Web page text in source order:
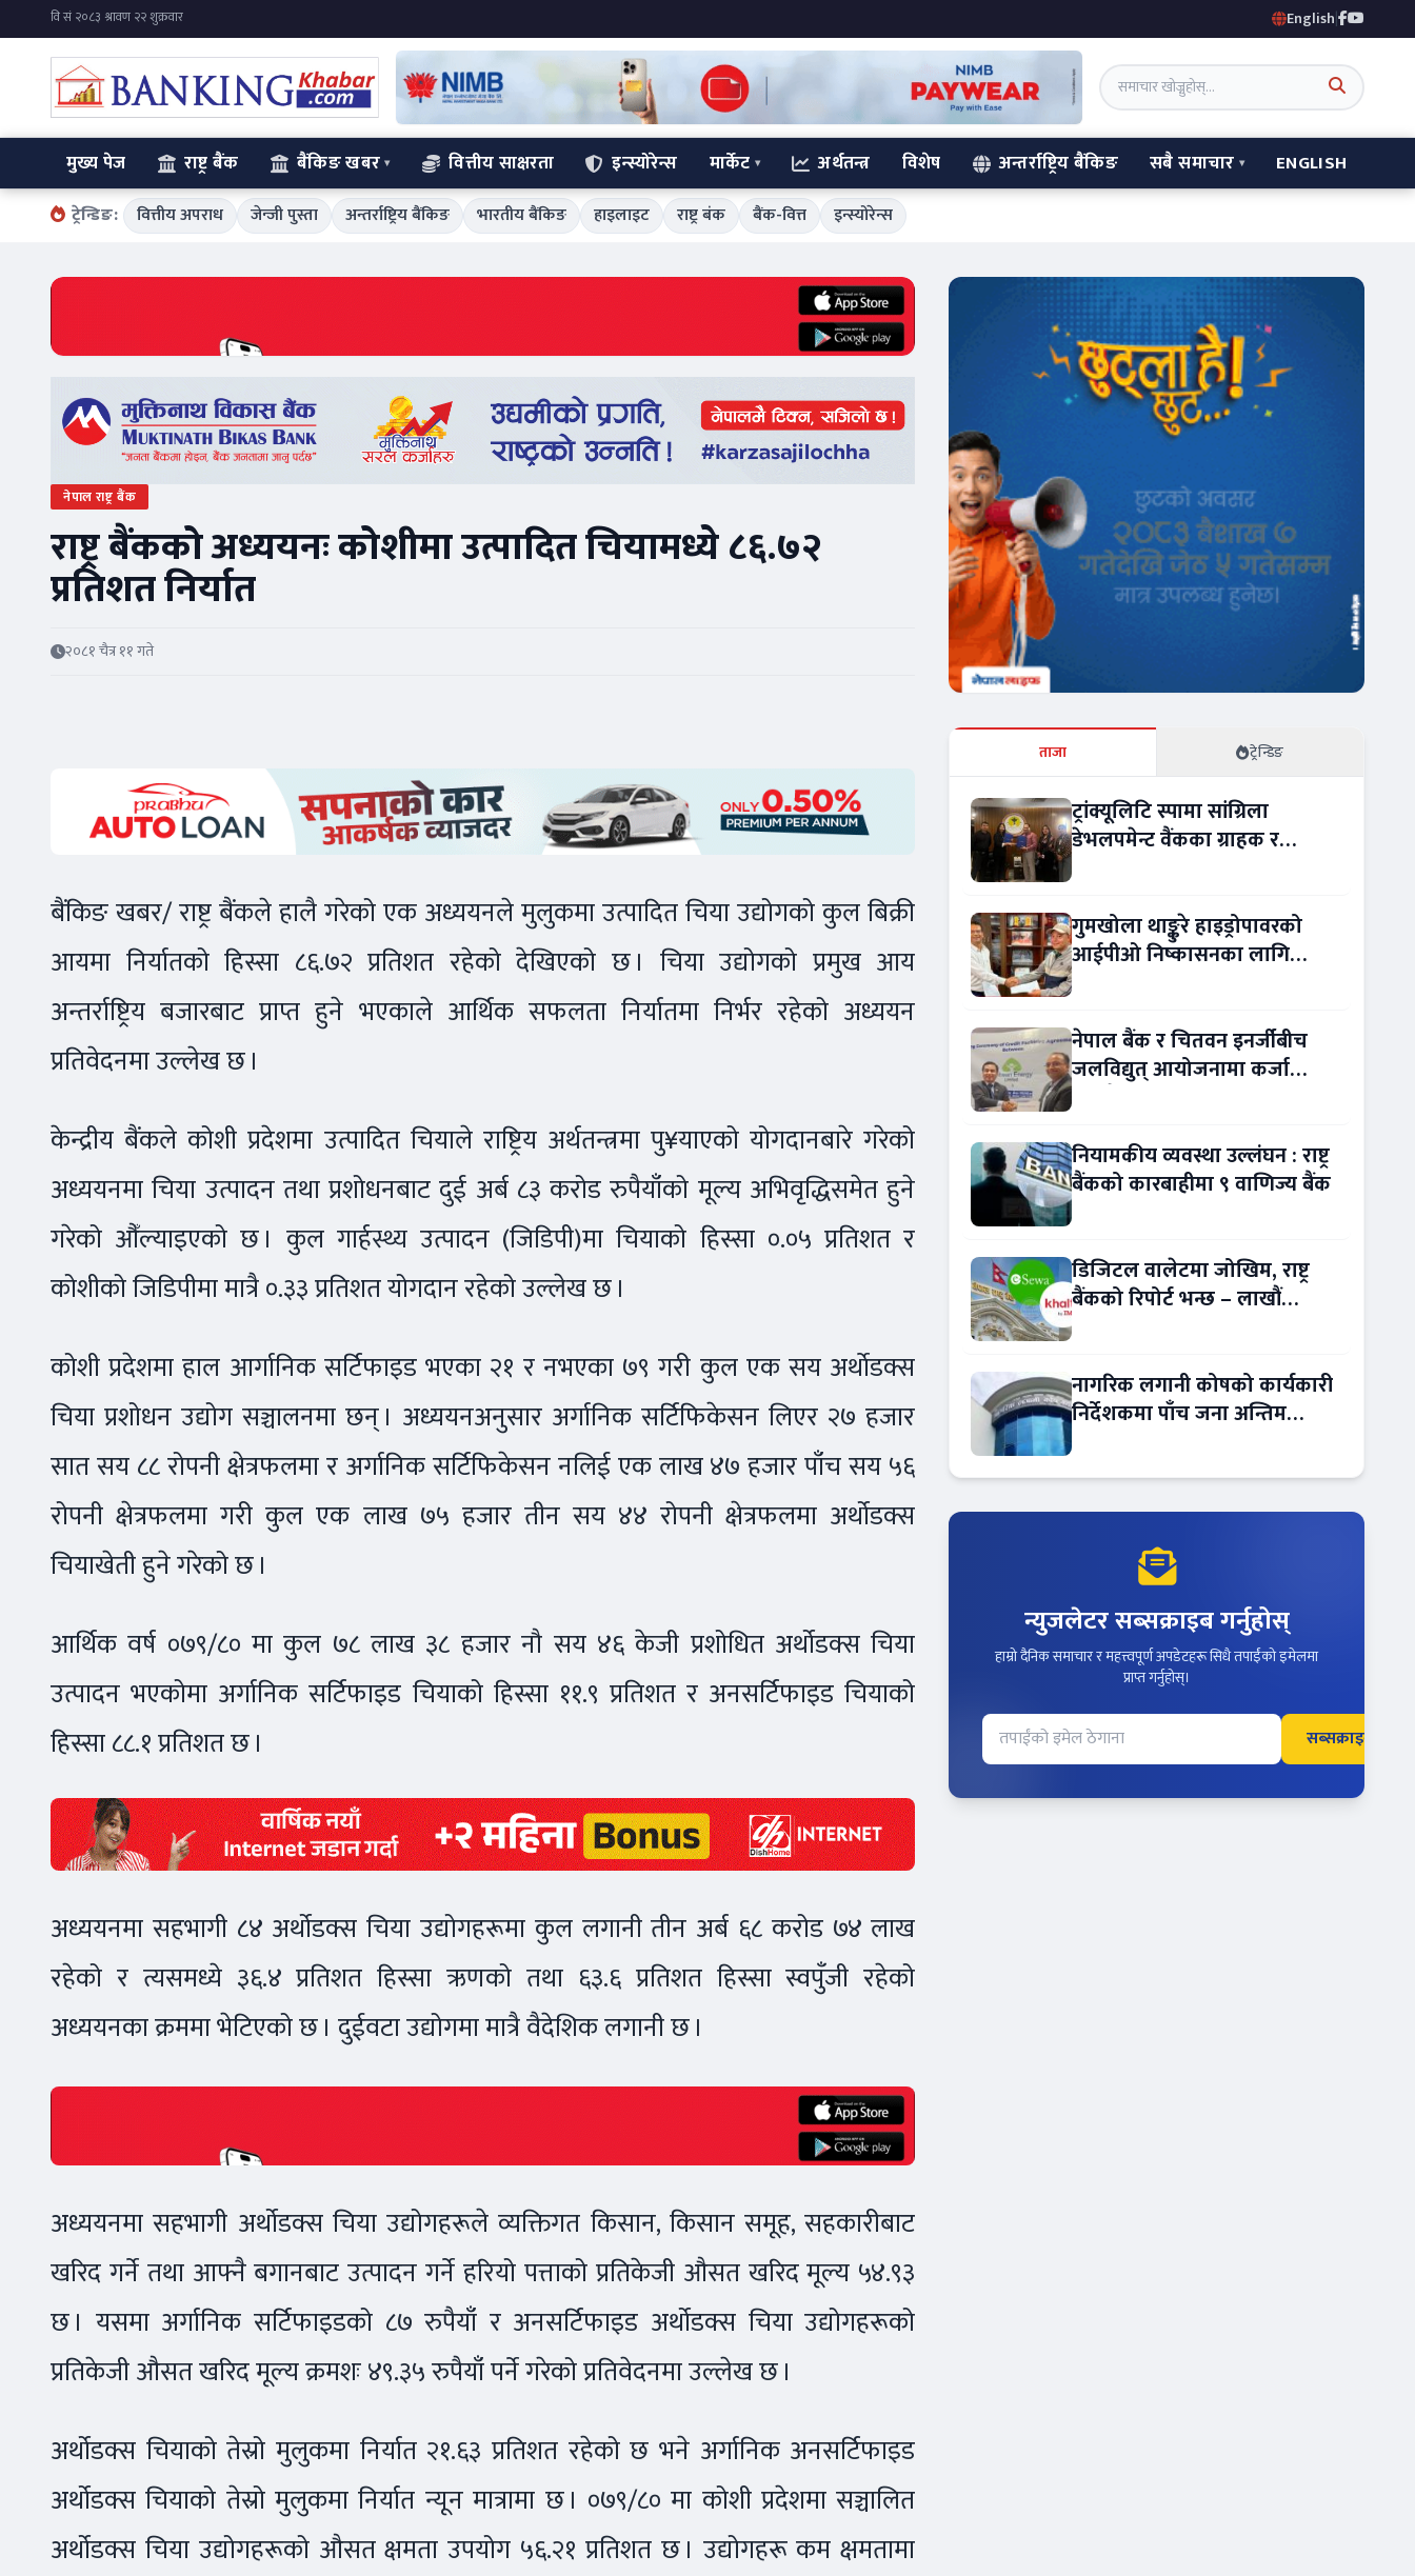
English|
मुख्य पेज राष्ट्र बैंक बैंकिङ खबर वित्तीय साक्षरता इन्स्योरेन्स मार्केट अर्थतन्त्र विशेष अन्तर्राष्ट्रिय बैंकिङ सबै समाचार ENGLISH
ट्रेन्डिङ: वित्तीय अपराध जेन्जी पुस्ता अन्तर्राष्ट्रिय बैंकिङ भारतीय बैंकिङ हाइलाइट राष्ट्र बंक बैंक-वित्त इन्स्योरेन्स
नेपाल राष्ट्र बैंक
राष्ट्र बैंकको अध्ययनः कोशीमा उत्पादित चियामध्ये ८६.७२
प्रतिशत निर्यात
२०८१ चैत्र ११ गते
बैंकिङ खबर/ राष्ट्र बैंकले हालै गरेको एक अध्ययनले मुलुकमा उत्पादित चिया उद्योगको कुल बिक्री
आयमा निर्यातको हिस्सा ८६.७२ प्रतिशत रहेको देखिएको छ । चिया उद्योगको प्रमुख आय
अन्तर्राष्ट्रिय बजारबाट प्राप्त हुने भएकाले आर्थिक सफलता निर्यातमा निर्भर रहेको अध्ययन
प्रतिवेदनमा उल्लेख छ ।
केन्द्रीय बैंकले कोशी प्रदेशमा उत्पादित चियाले राष्ट्रिय अर्थतन्त्रमा पु¥याएको योगदानबारे गरेको
अध्ययनमा चिया उत्पादन तथा प्रशोधनबाट दुई अर्ब ८३ करोड रुपैयाँको मूल्य अभिवृद्धिसमेत हुने
गरेको औँल्याइएको छ । कुल गार्हस्थ्य उत्पादन (जिडिपी)मा चियाको हिस्सा ०.०५ प्रतिशत र
कोशीको जिडिपीमा मात्रै ०.३३ प्रतिशत योगदान रहेको उल्लेख छ ।
कोशी प्रदेशमा हाल आर्गानिक सर्टिफाइड भएका २१ र नभएका ७९ गरी कुल एक सय अर्थाेडक्स
चिया प्रशोधन उद्योग सञ्चालनमा छन् । अध्ययनअनुसार अर्गानिक सर्टिफिकेसन लिएर २७ हजार
सात सय ८८ रोपनी क्षेत्रफलमा र अर्गानिक सर्टिफिकेसन नलिई एक लाख ४७ हजार पाँच सय ५६
रोपनी क्षेत्रफलमा गरी कुल एक लाख ७५ हजार तीन सय ४४ रोपनी क्षेत्रफलमा अर्थोडक्स
चियाखेती हुने गरेको छ ।
आर्थिक वर्ष ०७९/८० मा कुल ७८ लाख ३८ हजार नौ सय ४६ केजी प्रशोधित अर्थोडक्स चिया
उत्पादन भएकोमा अर्गानिक सर्टिफाइड चियाको हिस्सा ११.९ प्रतिशत र अनसर्टिफाइड चियाको
हिस्सा ८८.१ प्रतिशत छ ।
अध्ययनमा सहभागी ८४ अर्थोडक्स चिया उद्योगहरूमा कुल लगानी तीन अर्ब ६८ करोड ७४ लाख
रहेको र त्यसमध्ये ३६.४ प्रतिशत हिस्सा ऋणको तथा ६३.६ प्रतिशत हिस्सा स्वपुँजी रहेको
अध्ययनका क्रममा भेटिएको छ । दुईवटा उद्योगमा मात्रै वैदेशिक लगानी छ ।
अध्ययनमा सहभागी अर्थोडक्स चिया उद्योगहरूले व्यक्तिगत किसान, किसान समूह, सहकारीबाट
खरिद गर्ने तथा आफ्नै बगानबाट उत्पादन गर्ने हरियो पत्ताको प्रतिकेजी औसत खरिद मूल्य ५४.९३
छ । यसमा अर्गानिक सर्टिफाइडको ८७ रुपैयाँ र अनसर्टिफाइड अर्थोडक्स चिया उद्योगहरूको
प्रतिकेजी औसत खरिद मूल्य क्रमशः ४९.३५ रुपैयाँ पर्ने गरेको प्रतिवेदनमा उल्लेख छ ।
अर्थोडक्स चियाको तेस्रो मुलुकमा निर्यात २१.६३ प्रतिशत रहेको छ भने अर्गानिक अनसर्टिफाइड
अर्थोडक्स चियाको तेस्रो मुलुकमा निर्यात न्यून मात्रामा छ । ०७९/८० मा कोशी प्रदेशमा सञ्चालित
अर्थोडक्स चिया उद्योगहरूको औसत क्षमता उपयोग ५६.२१ प्रतिशत छ । उद्योगहरू कम क्षमतामा
ताजा ट्रेन्डिङ
ट्रांक्यूलिटि स्पामा सांग्रिला
डेभलपमेन्ट वैंकका ग्राहक र
गुमखोला थाङ्कुरे हाइड्रोपावरको
आईपीओ निष्कासनका लागि
नेपाल बैंक र चितवन इनर्जीबीच
जलविद्युत् आयोजनामा कर्जा
नियामकीय व्यवस्था उल्लंघन : राष्ट्र
बैंकको कारबाहीमा ९ वाणिज्य बैंक
डिजिटल वालेटमा जोखिम, राष्ट्र
बैंकको रिपोर्ट भन्छ – लाखौं
नागरिक लगानी कोषको कार्यकारी
निर्देशकमा पाँच जना अन्तिम
न्युजलेटर सब्सक्राइब गर्नुहोस्
हाम्रो दैनिक समाचार र महत्त्वपूर्ण अपडेटहरू सिधै तपाईंको इमेलमा
प्राप्त गर्नुहोस्।
सब्सक्राइब